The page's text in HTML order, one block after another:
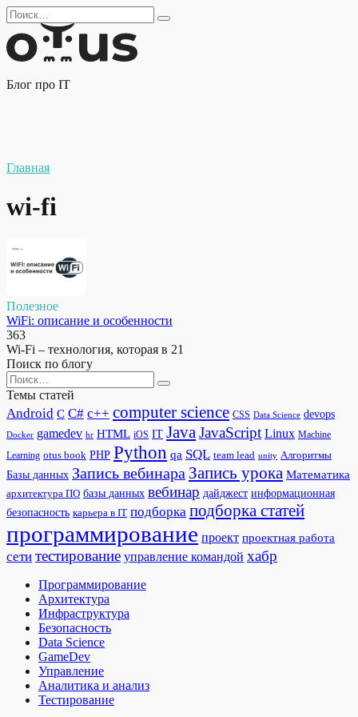
Перейти
к
содержанию
Search
for:
Блог про IT
Главная
wi-fi
Полезное
WiFi: описание и особенности
363
Wi-Fi – технология, которая в 21
Поиск по блогу
Search
for:
Темы статей
Android C C# c++ computer science CSS Data Science devops
Docker gamedev hr HTML iOS IT JavaJavaScript Linux Machine
Learning otus book PHP Python qa SQL team lead unity Алгоритмы
Базы данных Запись вебинара Запись урока Математика
архитектура ПО базы данных вебинар дайджест информационная
безопасность карьера в IT подборка подборка статей
программирование проект проектная работа
сети тестирование управление командой хабр
Программирование
Архитектура
Инфраструктура
Безопасность
Data Science
GameDev
Управление
Аналитика и анализ
Тестирование